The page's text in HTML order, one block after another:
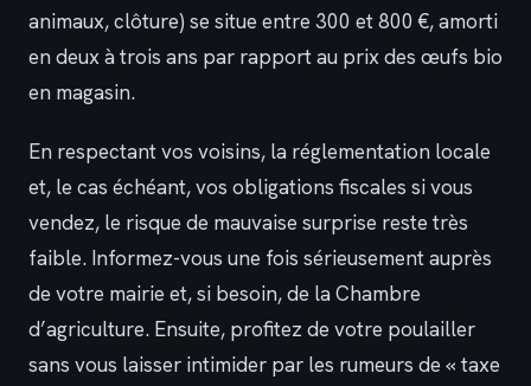
animaux, clôture) se situe entre 300 et 800 €, amorti
en deux à trois ans par rapport au prix des œufs bio
en magasin.
En respectant vos voisins, la réglementation locale
et, le cas échéant, vos obligations fiscales si vous
vendez, le risque de mauvaise surprise reste très
faible. Informez-vous une fois sérieusement auprès
de votre mairie et, si besoin, de la Chambre
d’agriculture. Ensuite, profitez de votre poulailler
sans vous laisser intimider par les rumeurs de « taxe